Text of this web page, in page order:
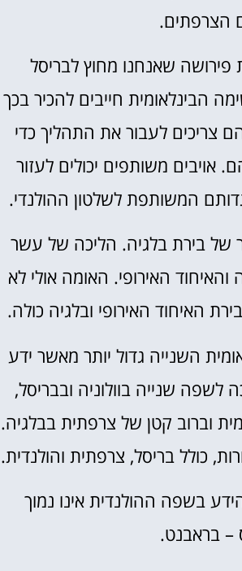
הצרפתים.
פירושה שאנחנו מחוץ לבריסל
הבינלאומית חייבים להכיר בכך
צריכים לעבור את התהליך כדי
משותפים יכולים לעזור
המשותפת לשלטון ההולנדי.
של בירת בלגיה. הליכה של עשר
האירופי. האומה אולי לא
האיחוד האירופי ובלגיה כולה.
השנייה גדול יותר מאשר ידע
לשפה שנייה בוולוניה ובבריסל,
וברוב קטן של צרפתית בבלגיה.
כולל בריסל, צרפתית והולנדית.
אך הידע בשפה ההולנדית אינו נמוך